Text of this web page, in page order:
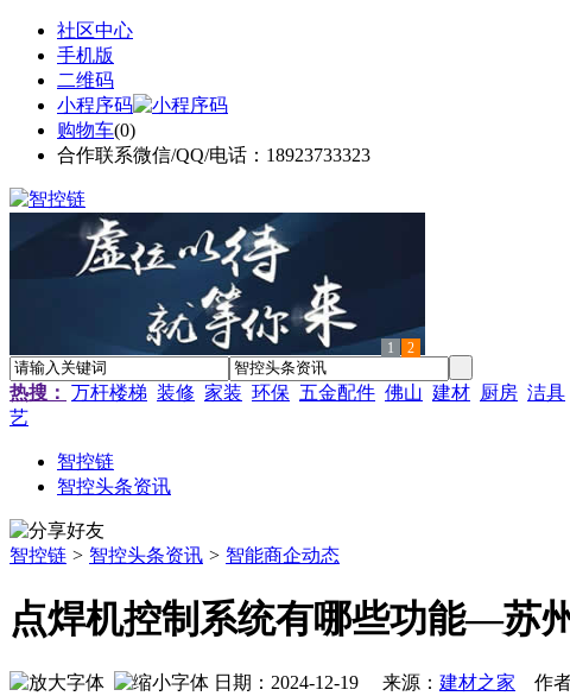
社区中心
手机版
二维码
小程序码
购物车(0)
合作联系微信/QQ/电话：18923733323
1 2
热搜： 万杆楼梯 装修 家装 环保 五金配件 佛山 建材 厨房 洁具
艺
智控链
智控头条资讯
智控链 > 智控头条资讯 > 智能商企动态
点焊机控制系统有哪些功能—苏
日期：2024-12-19 来源： 建材之家 作者